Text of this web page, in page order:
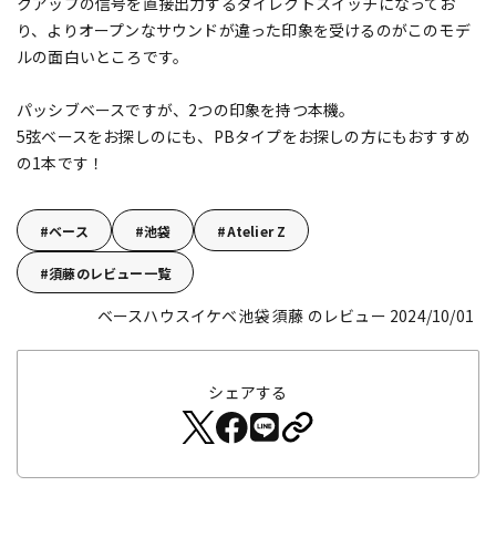
り、よりオープンなサウンドが違った印象を受けるのがこのモデ
ルの面白いところです。
パッシブベースですが、2つの印象を持つ本機。
5弦ベースをお探しのにも、PBタイプをお探しの方にもおすすめ
の1本です！
ベース 池袋 Atelier Z
須藤のレビュー一覧
ベースハウスイケベ池袋 須藤 のレビュー 2024/10/01
シェアする